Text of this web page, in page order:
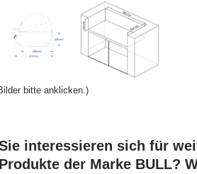
bitte anklicken.)
interessieren sich für
Produkte der Marke BULL?